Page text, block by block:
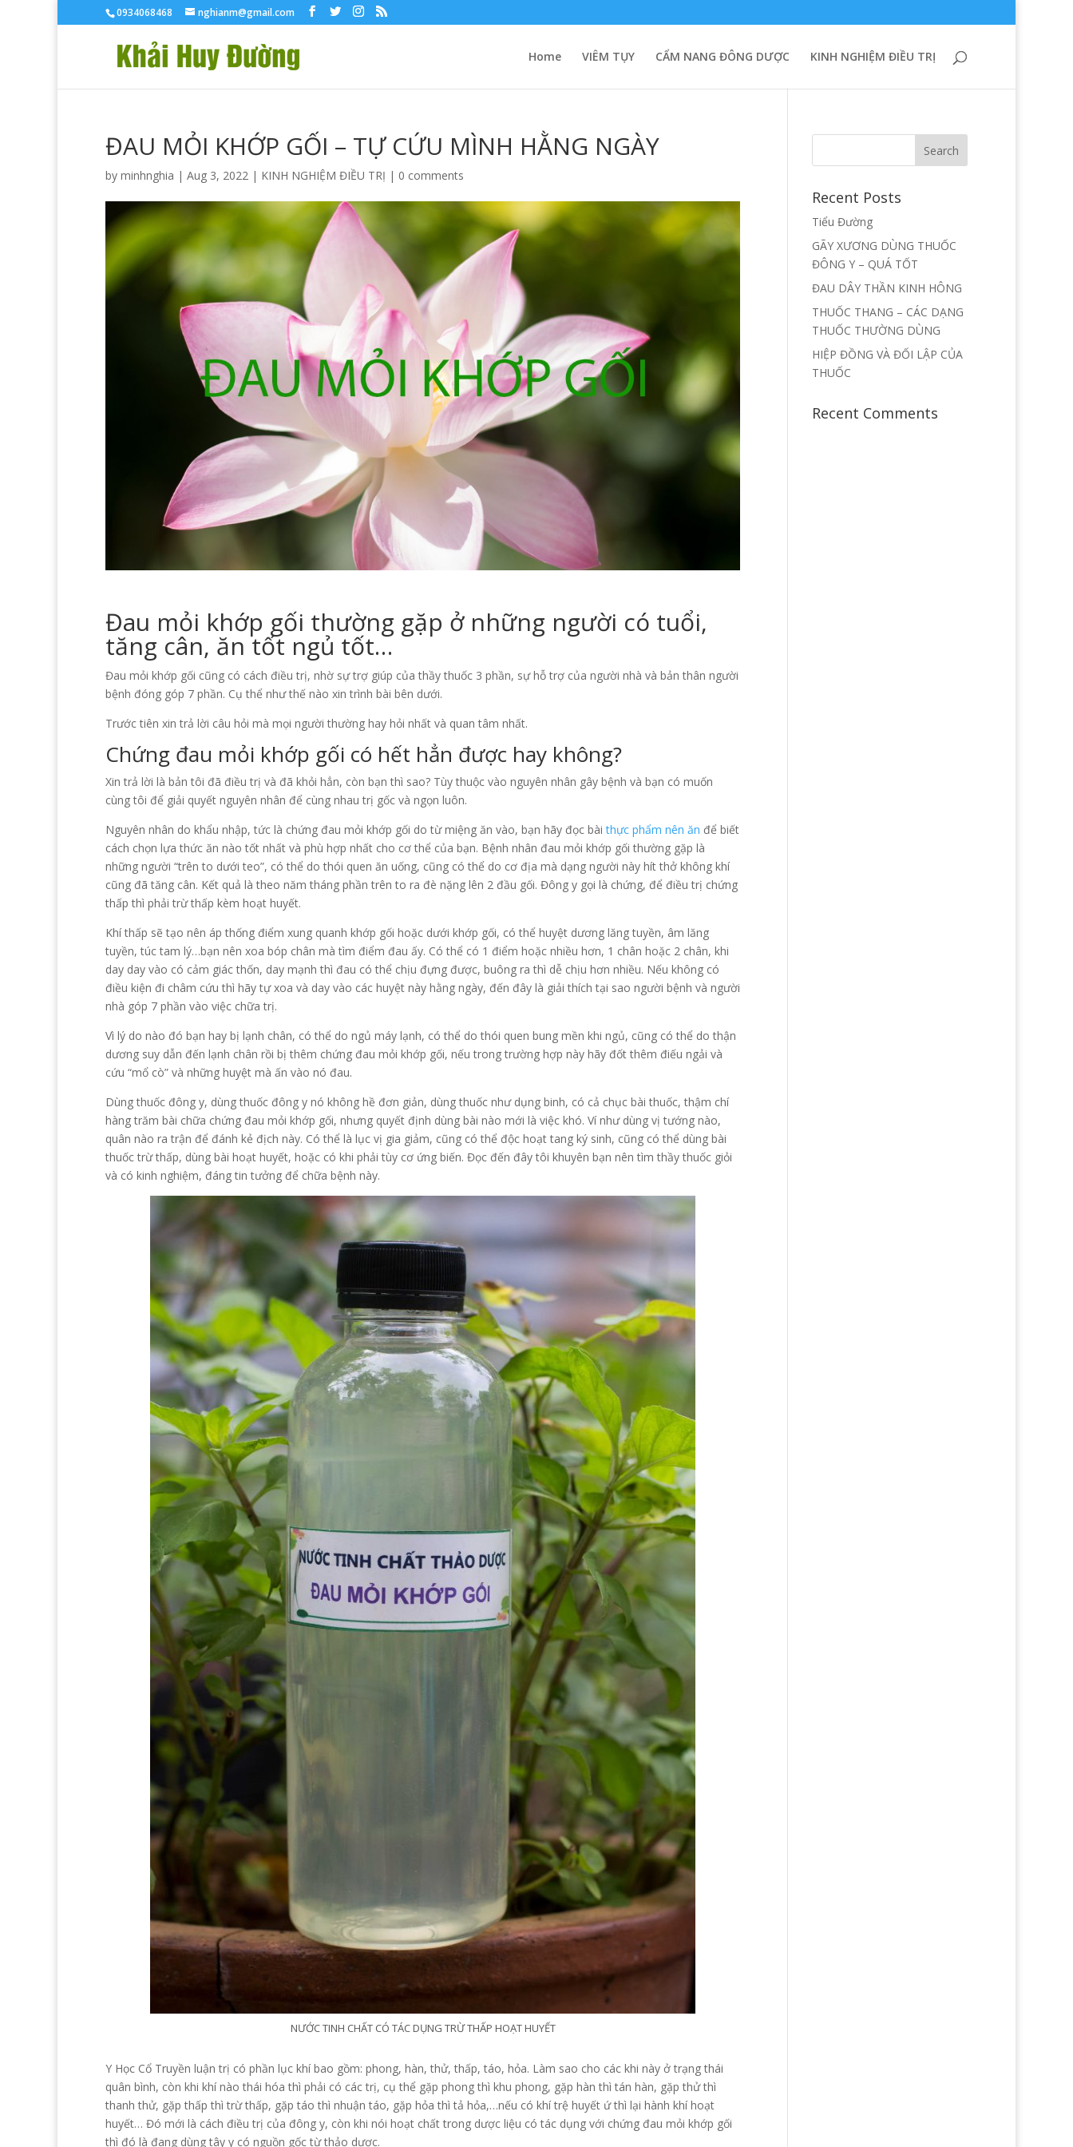
0934068468 nghianm@gmail.com
Home VIÊM TỤY CẨM NANG ĐÔNG DƯỢC KINH NGHIỆM ĐIỀU TRỊ
ĐAU MỎI KHỚP GỐI – TỰ CỨU MÌNH HẰNG NGÀY
by minhnghia | Aug 3, 2022 | KINH NGHIỆM ĐIỀU TRỊ | 0 comments
Đau mỏi khớp gối thường gặp ở những người có tuổi,
tăng cân, ăn tốt ngủ tốt…
Đau mỏi khớp gối cũng có cách điều trị, nhờ sự trợ giúp của thầy thuốc 3 phần, sự hỗ trợ của người nhà và bản thân người
bệnh đóng góp 7 phần. Cụ thể như thế nào xin trình bài bên dưới.
Trước tiên xin trả lời câu hỏi mà mọi người thường hay hỏi nhất và quan tâm nhất.
Chứng đau mỏi khớp gối có hết hẳn được hay không?
Xin trả lời là bản tôi đã điều trị và đã khỏi hẳn, còn bạn thì sao? Tùy thuộc vào nguyên nhân gây bệnh và bạn có muốn
cùng tôi để giải quyết nguyên nhân để cùng nhau trị gốc và ngọn luôn.
Nguyên nhân do khẩu nhập, tức là chứng đau mỏi khớp gối do từ miệng ăn vào, bạn hãy đọc bàithực phẩm nên ăn để biết
cách chọn lựa thức ăn nào tốt nhất và phù hợp nhất cho cơ thể của bạn. Bệnh nhân đau mỏi khớp gối thường gặp là
những người “trên to dưới teo”, có thể do thói quen ăn uống, cũng có thể do cơ địa mà dạng người này hít thở không khí
cũng đã tăng cân. Kết quả là theo năm tháng phần trên to ra đè nặng lên 2 đầu gối. Đông y gọi là chứng, để điều trị chứng
thấp thì phải trừ thấp kèm hoạt huyết.
Khí thấp sẽ tạo nên áp thống điểm xung quanh khớp gối hoặc dưới khớp gối, có thể huyệt dương lăng tuyền, âm lăng
tuyền, túc tam lý…bạn nên xoa bóp chân mà tìm điểm đau ấy. Có thể có 1 điểm hoặc nhiều hơn, 1 chân hoặc 2 chân, khi
day day vào có cảm giác thốn, day mạnh thì đau có thể chịu đựng được, buông ra thì dễ chịu hơn nhiều. Nếu không có
điều kiện đi châm cứu thì hãy tự xoa và day vào các huyệt này hằng ngày, đến đây là giải thích tại sao người bệnh và người
nhà góp 7 phần vào việc chữa trị.
Vì lý do nào đó bạn hay bị lạnh chân, có thể do ngủ máy lạnh, có thể do thói quen bung mền khi ngủ, cũng có thể do thận
dương suy dẫn đến lạnh chân rồi bị thêm chứng đau mỏi khớp gối, nếu trong trường hợp này hãy đốt thêm điếu ngải và
cứu “mổ cò” và những huyệt mà ấn vào nó đau.
Dùng thuốc đông y, dùng thuốc đông y nó không hề đơn giản, dùng thuốc như dụng binh, có cả chục bài thuốc, thậm chí
hàng trăm bài chữa chứng đau mỏi khớp gối, nhưng quyết định dùng bài nào mới là việc khó. Ví như dùng vị tướng nào,
quân nào ra trận để đánh kẻ địch này. Có thể là lục vị gia giảm, cũng có thể độc hoạt tang ký sinh, cũng có thể dùng bài
thuốc trừ thấp, dùng bài hoạt huyết, hoặc có khi phải tùy cơ ứng biến. Đọc đến đây tôi khuyên bạn nên tìm thầy thuốc giỏi
và có kinh nghiệm, đáng tin tưởng để chữa bệnh này.
NƯỚC TINH CHẤT CÓ TÁC DỤNG TRỪ THẤP HOẠT HUYẾT
Y Học Cổ Truyền luận trị có phần lục khí bao gồm: phong, hàn, thử, thấp, táo, hỏa. Làm sao cho các khi này ở trạng thái
quân bình, còn khi khí nào thái hóa thì phải có các trị, cụ thể gặp phong thì khu phong, gặp hàn thì tán hàn, gặp thử thì
thanh thử, gặp thấp thì trừ thấp, gặp táo thì nhuận táo, gặp hỏa thì tả hỏa,…nếu có khí trệ huyết ứ thì lại hành khí hoạt
huyết… Đó mới là cách điều trị của đông y, còn khi nói hoạt chất trong dược liệu có tác dụng với chứng đau mỏi khớp gối
thì đó là đang dùng tây y có nguồn gốc từ thảo dược.
Recent Posts
Tiểu Đường
GÃY XƯƠNG DÙNG THUỐC
ĐÔNG Y – QUÁ TỐT
ĐAU DÂY THẦN KINH HÔNG
THUỐC THANG – CÁC DẠNG
THUỐC THƯỜNG DÙNG
HIỆP ĐỒNG VÀ ĐỐI LẬP CỦA
THUỐC
Recent Comments